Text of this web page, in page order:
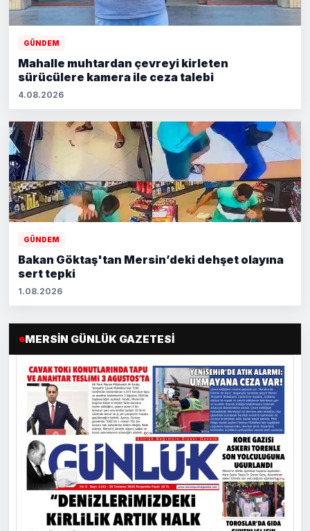
GÜNDEM
Mahalle muhtardan çevreyi kirleten
sürücülere kamera ile ceza talebi
4.08.2026
GÜNDEM
Bakan Göktaş'tan Mersin’deki dehşet olayına
sert tepki
1.08.2026
MERSIN GÜNLÜK GAZETESI